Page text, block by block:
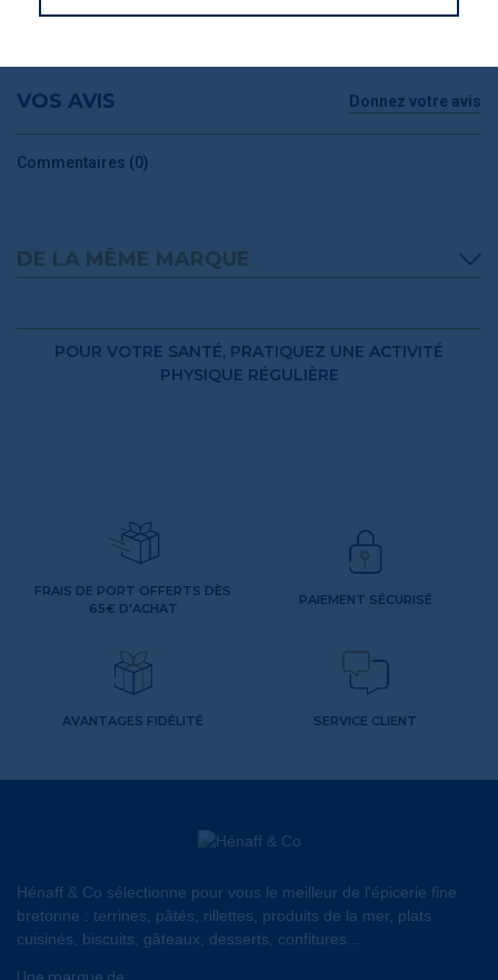
VOS AVIS Donnez votre avis
Commentaires (0)
DE LA MÊME MARQUE
POUR VOTRE SANTÉ, PRATIQUEZ UNE ACTIVITÉ
PHYSIQUE RÉGULIÈRE
FRAIS DE PORT OFFERTS DÈS
65€ D'ACHAT
PAIEMENT SÉCURISÉ
AVANTAGES FIDÉLITÉ SERVICE CLIENT
Hénaff & Co sélectionne pour vous le meilleur de l'épicerie fine
bretonne : terrines, pâtés, rillettes, produits de la mer, plats
cuisinés, biscuits, gâteaux, desserts, confitures...